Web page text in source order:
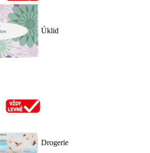
Úklid
Drogerie